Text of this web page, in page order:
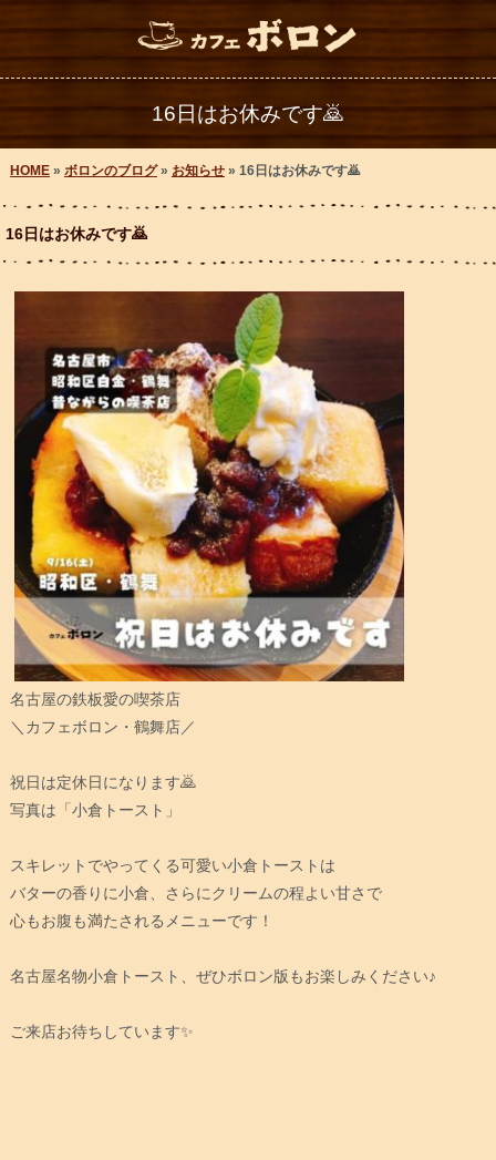
16日はお休みです🙇
HOME» ボロンのブログ» お知らせ» 16日はお休みです🙇
16日はお休みです🙇
名古屋の鉄板愛の喫茶店
＼カフェボロン・鶴舞店／
祝日は定休日になります🙇
写真は「小倉トースト」
スキレットでやってくる可愛い小倉トーストは
バターの香りに小倉、さらにクリームの程よい甘さで
心もお腹も満たされるメニューです！
名古屋名物小倉トースト、ぜひボロン版もお楽しみください♪
ご来店お待ちしています✨